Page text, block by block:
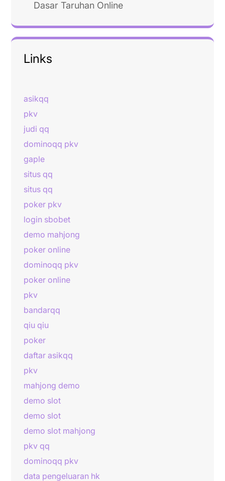
Dasar Taruhan Online
Links
asikqq
pkv
judi qq
dominoqq pkv
gaple
situs qq
situs qq
poker pkv
login sbobet
demo mahjong
poker online
dominoqq pkv
poker online
pkv
bandarqq
qiu qiu
poker
daftar asikqq
pkv
mahjong demo
demo slot
demo slot
demo slot mahjong
pkv qq
dominoqq pkv
data pengeluaran hk